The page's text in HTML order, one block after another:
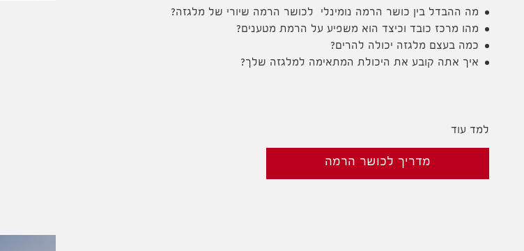
מה ההבדל בין כושר הרמה נומינלי לכושר הרמה שיורי של מלגזה?
מהו מרכז כובד וכיצד הוא משפיע על הרמת מטענים?
כמה בעצם מלגזה יכולה להרים?
איך אתה קובע את היכולת המתאימה למלגזה שלך?
למד עוד
מדריך לכושר הרמה